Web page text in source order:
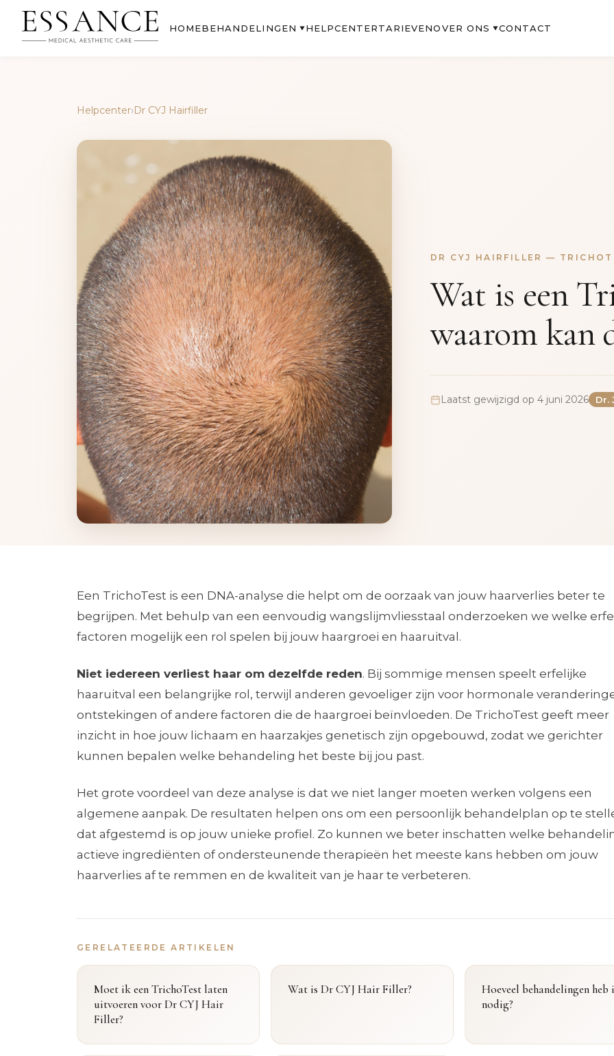
HOMEBEHANDELINGEN ▼ HELPCENTERTARIEVENOVER ONS ▼CONTACT
Helpcenter›Dr CYJ Hairfiller
DR CYJ HAIRFILLER —
Wat is een
waarom kan
Laatst gewijzigd op 4 juni 2026 Dr.
Een TrichoTest is een DNA-analyse die helpt om de oorzaak van jouw haarverlies beter te
begrijpen. Met behulp van een eenvoudig wangslijmvliesstaal onderzoeken we welke
factoren mogelijk een rol spelen bij jouw haargroei en haaruitval.
Niet iedereen verliest haar om dezelfde reden. Bij sommige mensen speelt erfelijke
haaruitval een belangrijke rol, terwijl anderen gevoeliger zijn voor hormonale
ontstekingen of andere factoren die de haargroei beïnvloeden. De TrichoTest geeft meer
inzicht in hoe jouw lichaam en haarzakjes genetisch zijn opgebouwd, zodat we gerichter
kunnen bepalen welke behandeling het beste bij jou past.
Het grote voordeel van deze analyse is dat we niet langer moeten werken volgens een
algemene aanpak. De resultaten helpen ons om een persoonlijk behandelplan op te
dat afgestemd is op jouw unieke profiel. Zo kunnen we beter inschatten welke
actieve ingrediënten of ondersteunende therapieën het meeste kans hebben om jouw
haarverlies af te remmen en de kwaliteit van je haar te verbeteren.
GERELATEERDE ARTIKELEN
Moet ik een TrichoTest laten
uitvoeren voor Dr CYJ Hair
Filler?
Wat is Dr CYJ Hair Filler?
Hoeveel behandelingen heb
nodig?